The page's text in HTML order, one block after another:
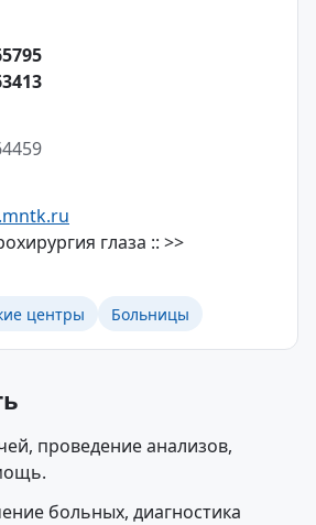
глаза :: >>
центры
Больницы
проведение анализов,
больных, диагностика